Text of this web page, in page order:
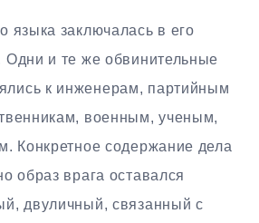
языка заключалась в его
Одни и те же обвинительные
к инженерам, партийным
военным, ученым,
Конкретное содержание дела
образ врага оставался
двуличный, связанный с